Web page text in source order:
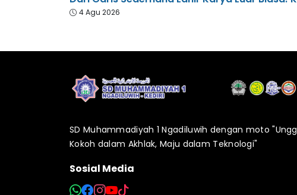
4 Agu 2026
SD Muhammadiyah 1 Ngadiluwih dengan moto
Kokoh dalam Akhlak, Maju dalam Teknologi"
Sosial Media